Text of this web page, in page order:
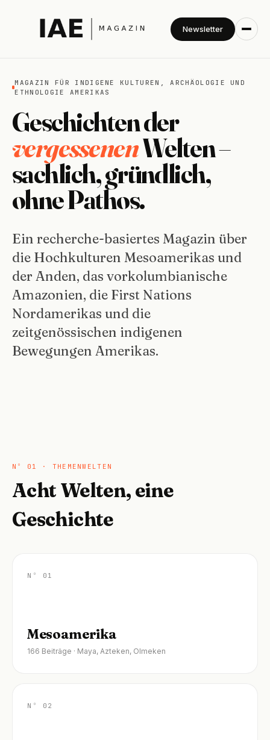
Newsletter
MAGAZIN FÜR INDIGENE KULTUREN, ARCHÄOLOGIE UND
ETHNOLOGIE AMERIKAS
Geschichten der
vergessenenWelten –
sachlich, gründlich,
ohne Pathos.
Ein recherche-basiertes Magazin über
die Hochkulturen Mesoamerikas und
der Anden, das vorkolumbianische
Amazonien, die First Nations
Nordamerikas und die
zeitgenössischen indigenen
Bewegungen Amerikas.
Wounded Knee
1890: Das
Sand Creek: Das Massaker
von 1864 an Cheyenne und
Arapaho
Inuit Kunst: Skulpturen,
Materialien und berühmte
Künstler
Nº 01 · THEMENWELTEN
Acht Welten, eine
Geschichte
Nº 01
Mesoamerika
166 Beiträge · Maya, Azteken, Olmeken
Nº 02